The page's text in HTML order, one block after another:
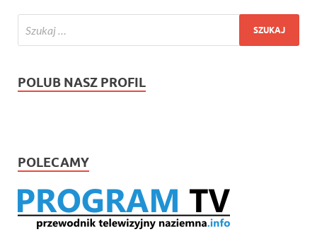
POLUB NASZ PROFIL
POLECAMY